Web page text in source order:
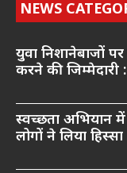
NEWS
युवा निशानेबाजों
करने की जिम्मेदारी
स्वच्छता अभियान
लोगों ने लिया हिस्सा